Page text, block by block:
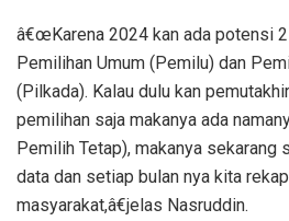
â€œKarena 2024 kan ada potensi
Pemilihan Umum (Pemilu) dan
(Pilkada). Kalau dulu kan
pemilihan saja makanya ada
Pemilih Tetap), makanya sekarang
data dan setiap bulan nya kita
masyarakat,â€jelas Nasruddin.